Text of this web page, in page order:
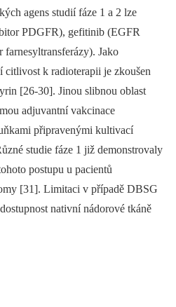
agens studií fáze 1 a 2 lze
PDGFR), gefitinib (EGFR
Jako
citlivost k radioterapii je zkoušen
[26-30]. Jinou slibnou oblast
adjuvantní vakcinace
připravenými kultivací
studie fáze 1 již demonstrovaly
postupu u pacientů
[31]. Limitaci v případě DBSG
nativní nádorové tkáně